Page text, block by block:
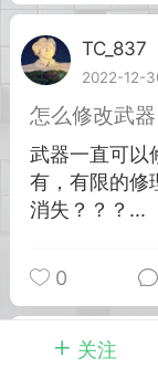
卖挂
禁止发布
单机辅助引流
作弊模组的发布
作弊模组在联机
模组的发布行为
大人
Lv.8
关注
TC_837
2022-12-
怎么修改武器
武器一直可以
有，有限的修
消失？？？...
0
TC_837